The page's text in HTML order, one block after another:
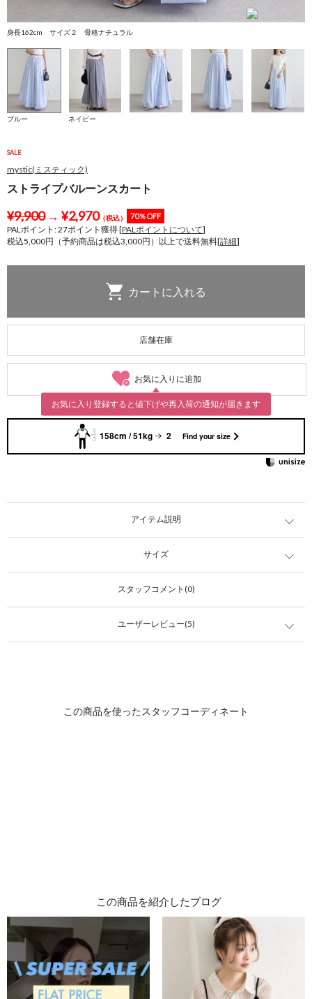
身長162cm サイズ２ 骨格ナチュラル
ブルー ネイビー
SALE
mystic(ミスティック)
ストライプバルーンスカート
¥9,900→ ¥2,970（税込） 70％OFF
PALポイント:27ポイント獲得 [PALポイントについて]
税込5,000円（予約商品は税込3,000円）以上で送料無料[詳細]
店舗在庫
お気に入りに追加
お気に入り登録すると値下げや再入荷の通知が届きます
158cm / 51kg 2 Find your size
アイテム説明
サイズ
スタッフコメント(0)
ユーザーレビュー(5)
この商品を紹介したブログ